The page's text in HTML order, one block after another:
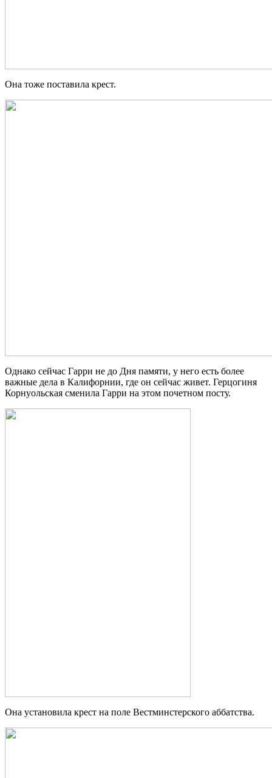
Она тоже поставила крест.
Однако сейчас Гарри не до Дня памяти, у него есть более
важные дела в Калифорнии, где он сейчас живет. Герцогиня
Корнуольская сменила Гарри на этом почетном посту.
Она установила крест на поле Вестминстерского аббатства.